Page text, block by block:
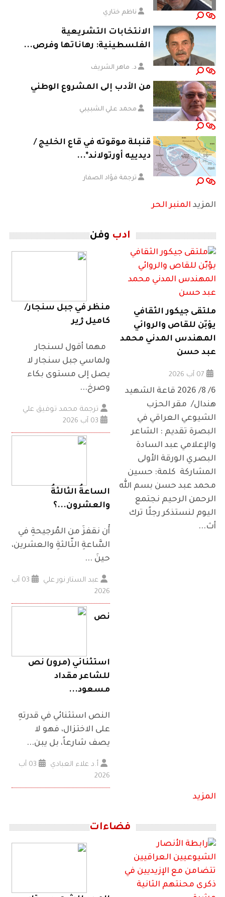
ناظم ختاري
الانتخابات التشريعية
الفلسطينية: رهاناتها وفرص...
د. ماهر الشريف
من الأدب إلى المشروع الوطني
محمد علي الشبيبي
قنبلة موقوته في قاع الخليج /
ديدييه أورتولاند*...
ترجمة فؤاد الصفار
المزيد المنبر الحر
ادب وفن
ملتقى جيكور الثقافي
يؤبّن للقاص والروائي
المهندس المدني محمد
عبد حسن
6/ 8/ 2026 قاعة الشهيد
هندال/ مقر الحزب
الشيوعي العراقي في
البصرة تقديم : الشاعر
والإعلامي عبد السادة
البصري الورقة الأولى
المشاركة كلمة: حسين
محمد عبد حسن بسم الله
الرحمن الرحيم نجتمع
اليوم لنستذكر رجلًا ترك
أث...
منظر في جبل سنجار/
كاميل ژير
مهما أقول لسنجار
ولماسي جبل سنجار لا
يصل إلى مستوى بكاء
وصرخ...
ترجمة محمد توفيق علي
الساعةُ الثالثةُ
والعشرون...؟
أْن نقفزَ من المُرجيحةِ في
السَّاعةِ الثّالثةِ والعشرين،
حينَ ...
عبد الستار نور علي
03 آب
2026
نص
استثنائي (مرور) نص
للشاعر مقداد
مسعود...
النص استثنائي في قدرتهِ
على الاختزال، فهو لا
يصف شارعاً، بل يبن...
أ.د علاء العبادي
03 آب
2026
المزيد
فضاءات